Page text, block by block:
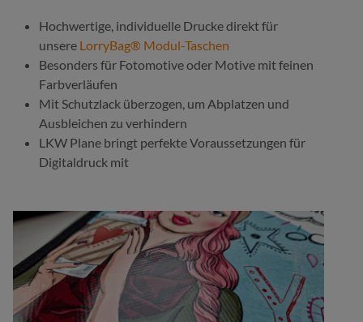
Hochwertige, individuelle Drucke direkt für
unsere LorryBag® Modul-Taschen
Besonders für Fotomotive oder Motive mit feinen
Farbverläufen
Mit Schutzlack überzogen, um Abplatzen und
Ausbleichen zu verhindern
LKW Plane bringt perfekte Voraussetzungen für
Digitaldruck mit